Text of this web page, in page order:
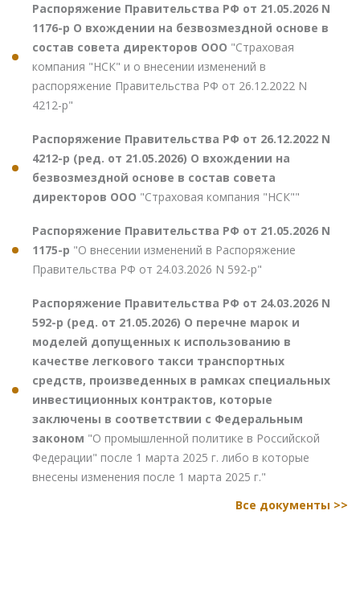
Распоряжение Правительства РФ от 21.05.2026 N
1176-р О вхождении на безвозмездной основе в
состав совета директоров ООО "Страховая
компания "НСК" и о внесении изменений в
распоряжение Правительства РФ от 26.12.2022 N
4212-р"
Распоряжение Правительства РФ от 26.12.2022 N
4212-р (ред. от 21.05.2026) О вхождении на
безвозмездной основе в состав совета
директоров ООО "Страховая компания "НСК""
Распоряжение Правительства РФ от 21.05.2026 N
1175-р "О внесении изменений в Распоряжение
Правительства РФ от 24.03.2026 N 592-р"
Распоряжение Правительства РФ от 24.03.2026 N
592-р (ред. от 21.05.2026) О перечне марок и
моделей допущенных к использованию в
качестве легкового такси транспортных
средств, произведенных в рамках специальных
инвестиционных контрактов, которые
заключены в соответствии с Федеральным
законом "О промышленной политике в Российской
Федерации" после 1 марта 2025 г. либо в которые
внесены изменения после 1 марта 2025 г."
Все документы >>